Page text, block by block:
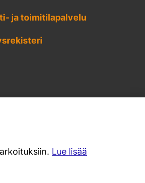
ja toimitilapalvelu
Lue lisää